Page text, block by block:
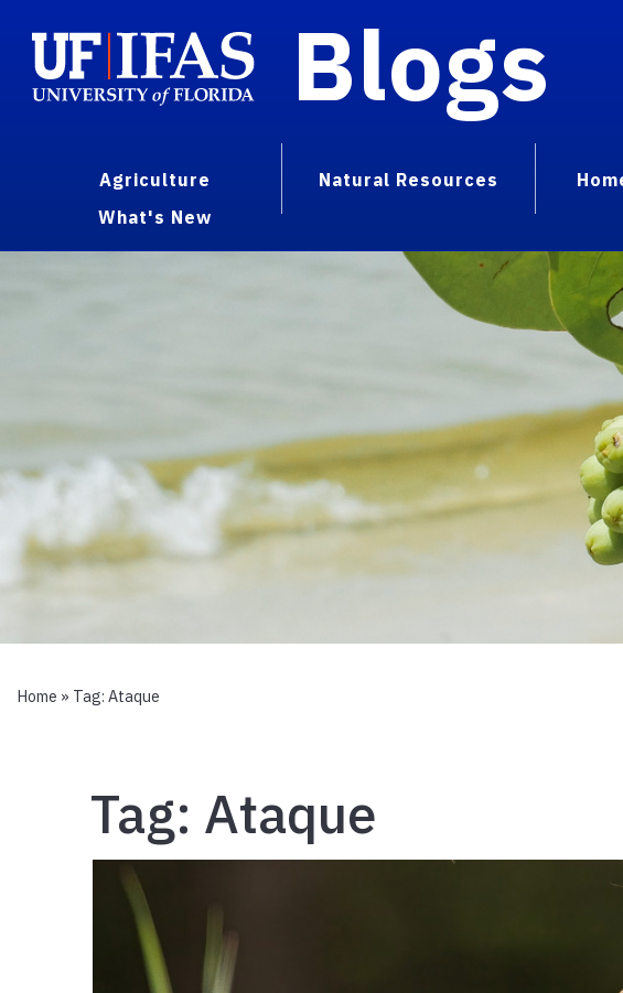
Blogs
Agriculture Natural Resources
What's New
Home » Tag: Ataque
Tag: Ataque